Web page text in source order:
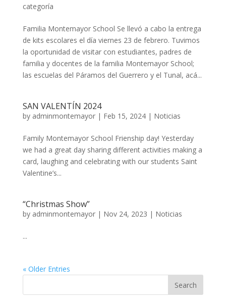
categoría
Familia Montemayor School Se llevó a cabo la entrega
de kits escolares el día viernes 23 de febrero. Tuvimos
la oportunidad de visitar con estudiantes, padres de
familia y docentes de la familia Montemayor School;
las escuelas del Páramos del Guerrero y el Tunal, acá...
SAN VALENTÍN 2024
by adminmontemayor| Feb 15, 2024| Noticias
Family Montemayor School Frienship day! Yesterday
we had a great day sharing different activities making a
card, laughing and celebrating with our students Saint
Valentine’s...
“Christmas Show”
by adminmontemayor| Nov 24, 2023 | Noticias
...
« Older Entries